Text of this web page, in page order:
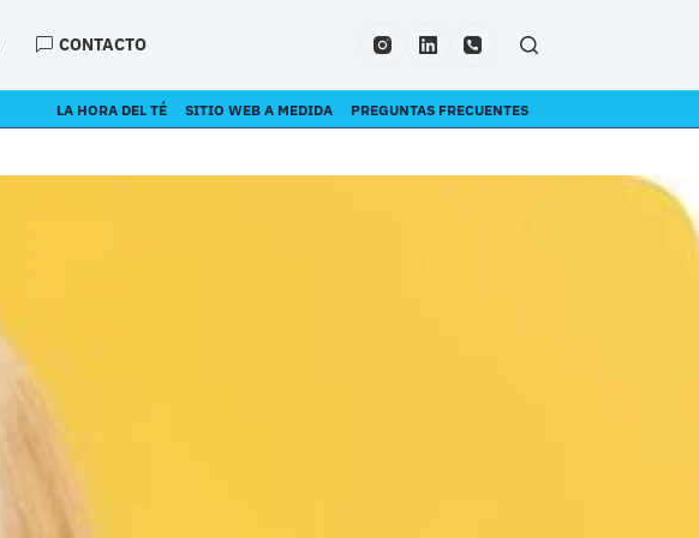
CONTACTO
LA HORA DEL TÉ SITIO WEB A MEDIDA PREGUNTAS FRECUENTES